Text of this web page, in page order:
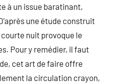
à un issue baratinant,
une étude construit
nuit provoque le
Pour y remédier, il faut
cet art de faire offre
la circulation crayon,